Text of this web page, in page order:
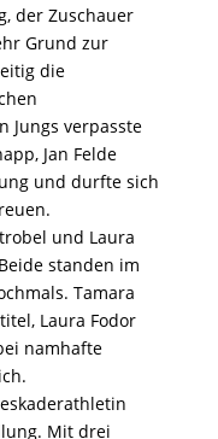
der Zuschauer
Grund zur
die
Jungs verpasste
Jan Felde
und durfte sich
und Laura
standen im
Tamara
Laura Fodor
namhafte
Mit drei